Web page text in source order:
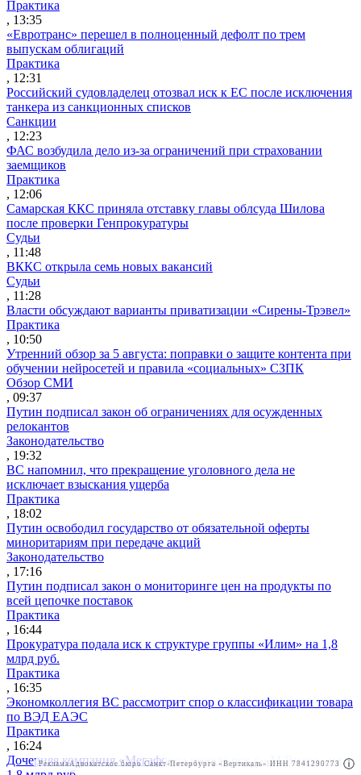
РекламаООО "Право.ру" ИНН: 7704835288
Практика
, 13:35
«Евротранс» перешел в полноценный дефолт по трем
выпускам облигаций
Практика
, 12:31
Российский судовладелец отозвал иск к ЕС после исключения
танкера из санкционных списков
Санкции
, 12:23
ФАС возбудила дело из-за ограничений при страховании
заемщиков
Практика
, 12:06
Самарская ККС приняла отставку главы облсуда Шилова
после проверки Генпрокуратуры
Судьи
, 11:48
ВККС открыла семь новых вакансий
Судьи
, 11:28
Власти обсуждают варианты приватизации «Сирены-Трэвел»
Практика
, 10:50
Утренний обзор за 5 августа: поправки о защите контента при
обучении нейросетей и правила «социальных» СЗПК
Обзор СМИ
, 09:37
Путин подписал закон об ограничениях для осужденных
релокантов
Законодательство
, 19:32
ВС напомнил, что прекращение уголовного дела не
исключает взыскания ущерба
Практика
, 18:02
Путин освободил государство от обязательной оферты
миноритариям при передаче акций
Законодательство
, 17:16
Путин подписал закон о мониторинге цен на продукты по
всей цепочке поставок
Практика
, 16:44
Прокуратура подала иск к структуре группы «Илим» на 1,8
млрд руб.
Практика
, 16:35
Экономколлегия ВС рассмотрит спор о классификации товара
по ВЭД ЕАЭС
Практика
, 16:24
Дочерняя компания «Мегафона» подала иск к «М.Видео» на
РекламаАдвокатское бюро Санкт-Петербурга «Вертикаль» ИНН 7841290773